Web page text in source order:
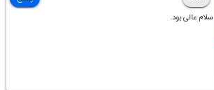
سلام عالی بود.